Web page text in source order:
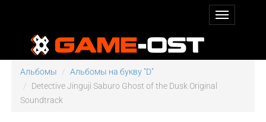
Альбомы
Альбомы на букву "D"
Detective Jinguji Saburo Ghost of the Dusk Original
Soundtrack